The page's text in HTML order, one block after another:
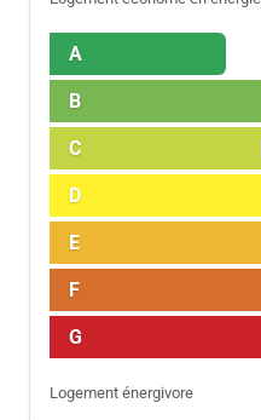
A
B
C
D
E
F
G
Logement énergivore